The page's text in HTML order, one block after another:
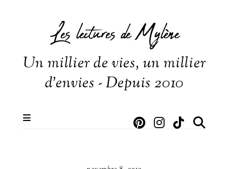
Les lectures de Mylène
Un millier de vies, un millier
d'envies - Depuis 2010